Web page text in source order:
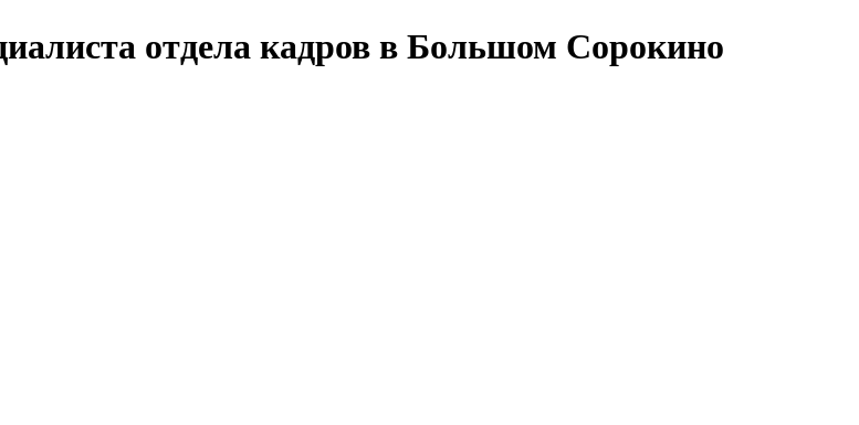
отдела кадров в Большом Сорокино